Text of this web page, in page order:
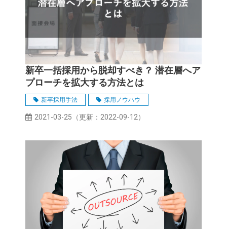
新卒一括採用から脱却すべき？ 潜在層へア
プローチを拡大する方法とは
新卒採用手法 採用ノウハウ
2021-03-25 （更新： 2022-09-12）